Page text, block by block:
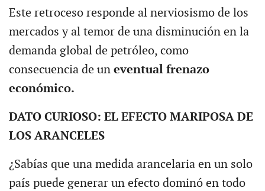
Este retroceso responde al nerviosismo de los
mercados y al temor de una disminución en la
demanda global de petróleo, como
consecuencia de uneventual frenazo
económico.
DATO CURIOSO: EL EFECTO MARIPOSA DE
LOS ARANCELES
¿Sabías que una medida arancelaria en un solo
país puede generar un efecto dominó en todo